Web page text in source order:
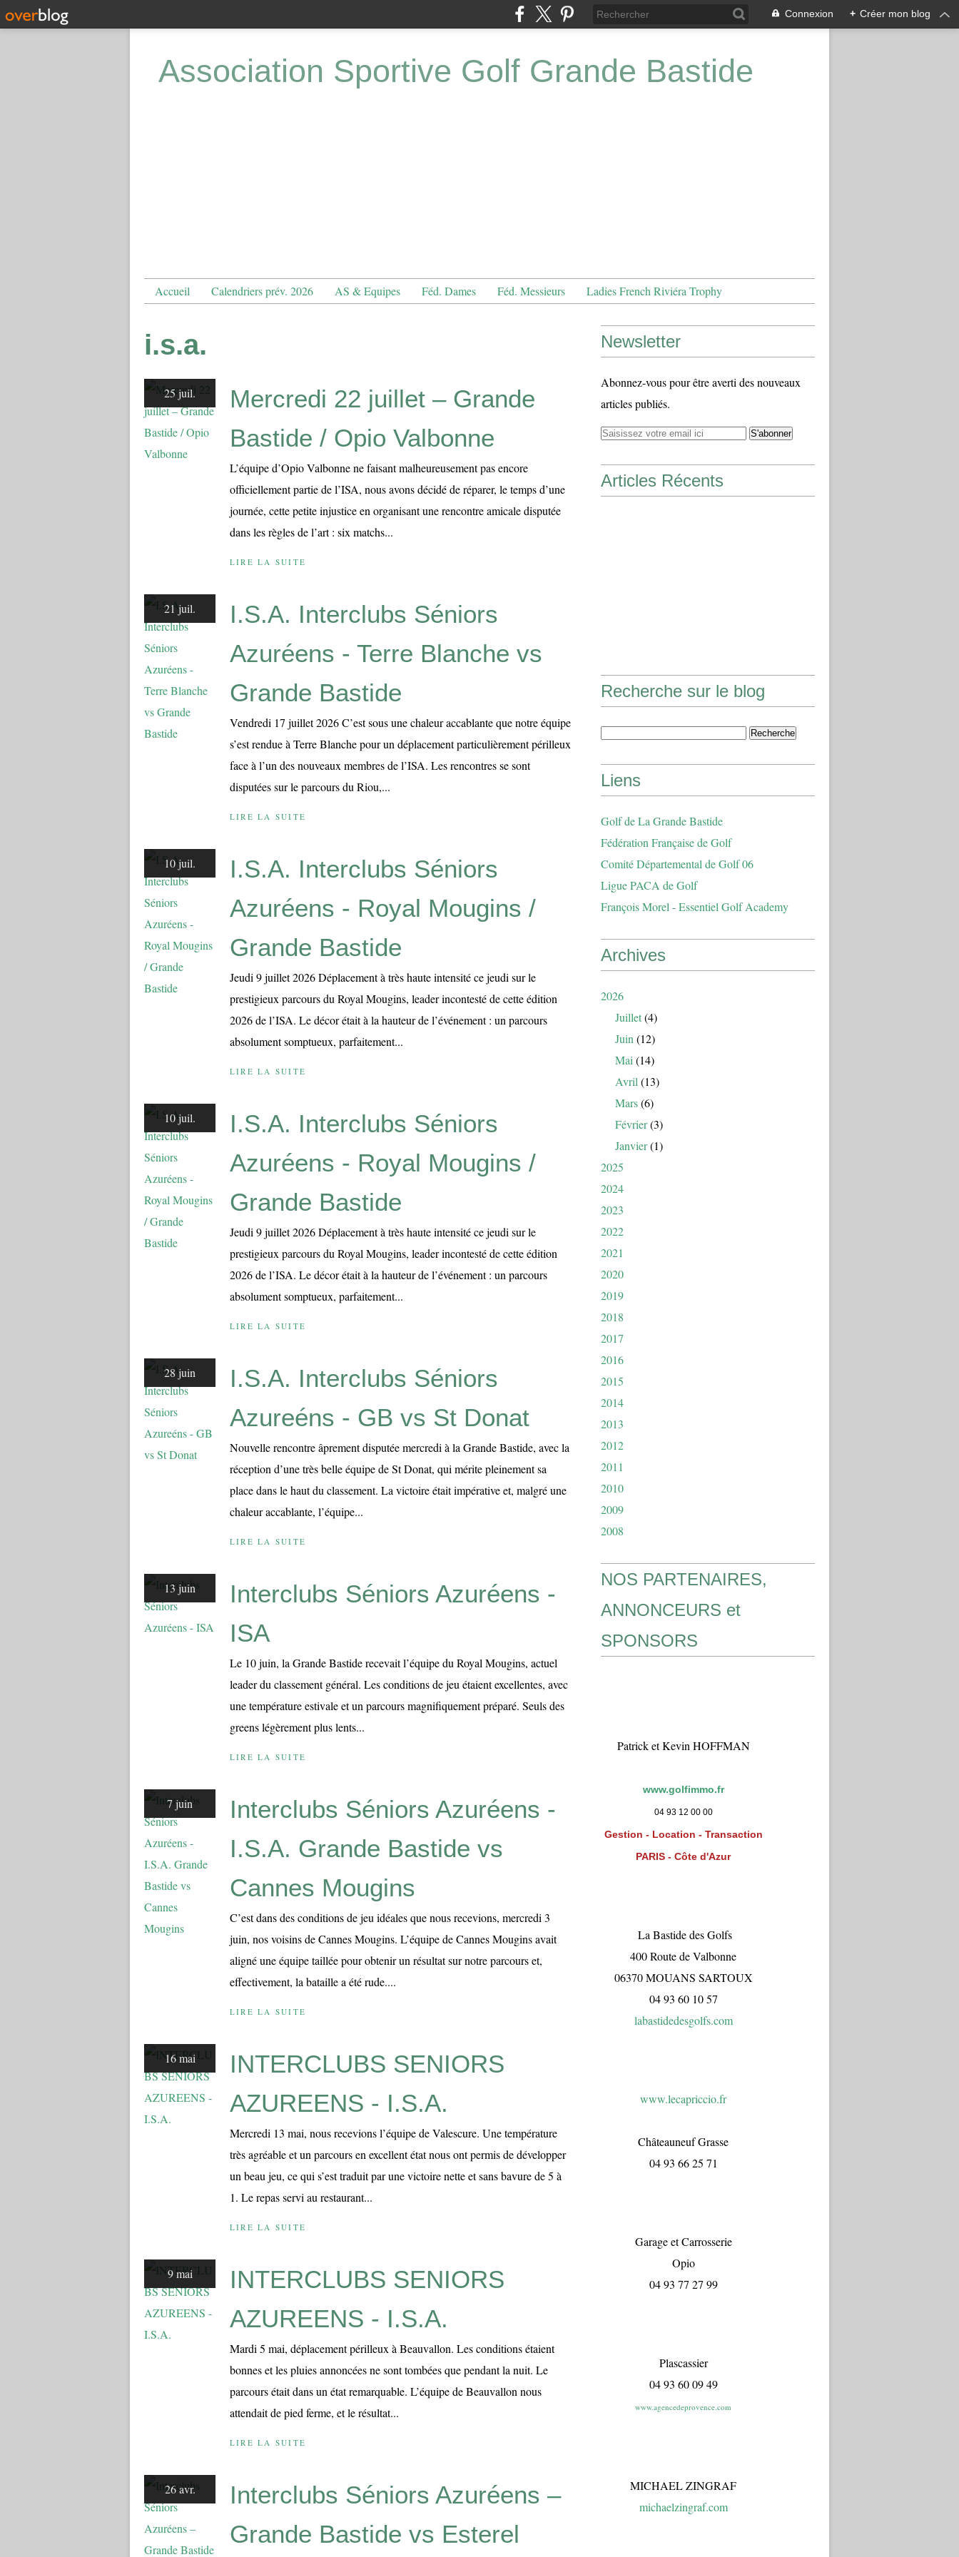
Connexion + Créer mon blog
Association Sportive Golf Grande Bastide
Accueil Calendriers prév. 2026 AS & Equipes Féd. Dames Féd. Messieurs Ladies French Riviéra Trophy
i.s.a.
25 juil.
Mercredi 22 juillet – Grande
Bastide / Opio Valbonne
L’équipe d’Opio Valbonne ne faisant malheureusement pas encore
officiellement partie de l’ISA, nous avons décidé de réparer, le temps d’une
journée, cette petite injustice en organisant une rencontre amicale disputée
dans les règles de l’art : six matchs...
LIRE LA SUITE
21 juil.
I.S.A. Interclubs Séniors
Azuréens - Terre Blanche vs
Grande Bastide
Vendredi 17 juillet 2026 C’est sous une chaleur accablante que notre équipe
s’est rendue à Terre Blanche pour un déplacement particulièrement périlleux
face à l’un des nouveaux membres de l’ISA. Les rencontres se sont
disputées sur le parcours du Riou,...
LIRE LA SUITE
10 juil.
I.S.A. Interclubs Séniors
Azuréens - Royal Mougins /
Grande Bastide
Jeudi 9 juillet 2026 Déplacement à très haute intensité ce jeudi sur le
prestigieux parcours du Royal Mougins, leader incontesté de cette édition
2026 de l’ISA. Le décor était à la hauteur de l’événement : un parcours
absolument somptueux, parfaitement...
LIRE LA SUITE
10 juil.
I.S.A. Interclubs Séniors
Azuréens - Royal Mougins /
Grande Bastide
Jeudi 9 juillet 2026 Déplacement à très haute intensité ce jeudi sur le
prestigieux parcours du Royal Mougins, leader incontesté de cette édition
2026 de l’ISA. Le décor était à la hauteur de l’événement : un parcours
absolument somptueux, parfaitement...
LIRE LA SUITE
28 juin
I.S.A. Interclubs Séniors
Azureéns - GB vs St Donat
Nouvelle rencontre âprement disputée mercredi à la Grande Bastide, avec la
réception d’une très belle équipe de St Donat, qui mérite pleinement sa
place dans le haut du classement. La victoire était impérative et, malgré une
chaleur accablante, l’équipe...
LIRE LA SUITE
13 juin
Interclubs Séniors Azuréens -
ISA
Le 10 juin, la Grande Bastide recevait l’équipe du Royal Mougins, actuel
leader du classement général. Les conditions de jeu étaient excellentes, avec
une température estivale et un parcours magnifiquement préparé. Seuls des
greens légèrement plus lents...
LIRE LA SUITE
7 juin
Interclubs Séniors Azuréens -
I.S.A. Grande Bastide vs
Cannes Mougins
C’est dans des conditions de jeu idéales que nous recevions, mercredi 3
juin, nos voisins de Cannes Mougins. L’équipe de Cannes Mougins avait
aligné une équipe taillée pour obtenir un résultat sur notre parcours et,
effectivement, la bataille a été rude....
LIRE LA SUITE
16 mai
INTERCLUBS SENIORS
AZUREENS - I.S.A.
Mercredi 13 mai, nous recevions l’équipe de Valescure. Une température
très agréable et un parcours en excellent état nous ont permis de développer
un beau jeu, ce qui s’est traduit par une victoire nette et sans bavure de 5 à
1. Le repas servi au restaurant...
LIRE LA SUITE
9 mai
INTERCLUBS SENIORS
AZUREENS - I.S.A.
Mardi 5 mai, déplacement périlleux à Beauvallon. Les conditions étaient
bonnes et les pluies annoncées ne sont tombées que pendant la nuit. Le
parcours était dans un état remarquable. L’équipe de Beauvallon nous
attendait de pied ferme, et le résultat...
LIRE LA SUITE
26 avr.
Interclubs Séniors Azuréens –
Grande Bastide vs Esterel
Newsletter
Abonnez-vous pour être averti des nouveaux
articles publiés.
Articles Récents
Recherche sur le blog
Liens
Golf de La Grande Bastide
Fédération Française de Golf
Comité Départemental de Golf 06
Ligue PACA de Golf
François Morel - Essentiel Golf Academy
Archives
2026
Juillet(4)
Juin (12)
Mai (14)
Avril (13)
Mars(6)
Février(3)
Janvier(1)
2025
2024
2023
2022
2021
2020
2019
2018
2017
2016
2015
2014
2013
2012
2011
2010
2009
2008
NOS PARTENAIRES,
ANNONCEURS et
SPONSORS
Patrick et Kevin HOFFMAN
www.golfimmo.fr
04 93 12 00 00
Gestion - Location - Transaction
PARIS - Côte d'Azur
La Bastide des Golfs
400 Route de Valbonne
06370 MOUANS SARTOUX
04 93 60 10 57
labastidedesgolfs.com
www.lecapriccio.fr
Châteauneuf Grasse
04 93 66 25 71
Garage et Carrosserie
Opio
04 93 77 27 99
Plascassier
04 93 60 09 49
www.agencedeprovence.com
MICHAEL ZINGRAF
michaelzingraf.com